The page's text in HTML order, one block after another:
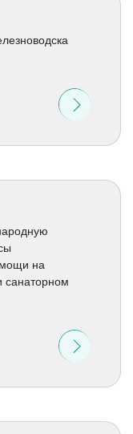
на
санаторном